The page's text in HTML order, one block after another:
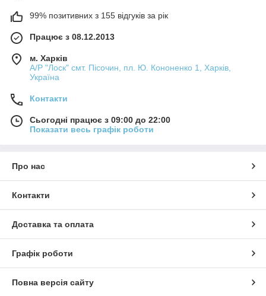
99% позитивних з 155 відгуків за рік
Працює з 08.12.2013
м. Харків
А/Р "Лоск" смт. Пісочин, пл. Ю. Кононенко 1, Харків,
Україна
Контакти
Сьогодні працює з 09:00 до 22:00
Показати весь графік роботи
Про нас
Контакти
Доставка та оплата
Графік роботи
Повна версія сайту